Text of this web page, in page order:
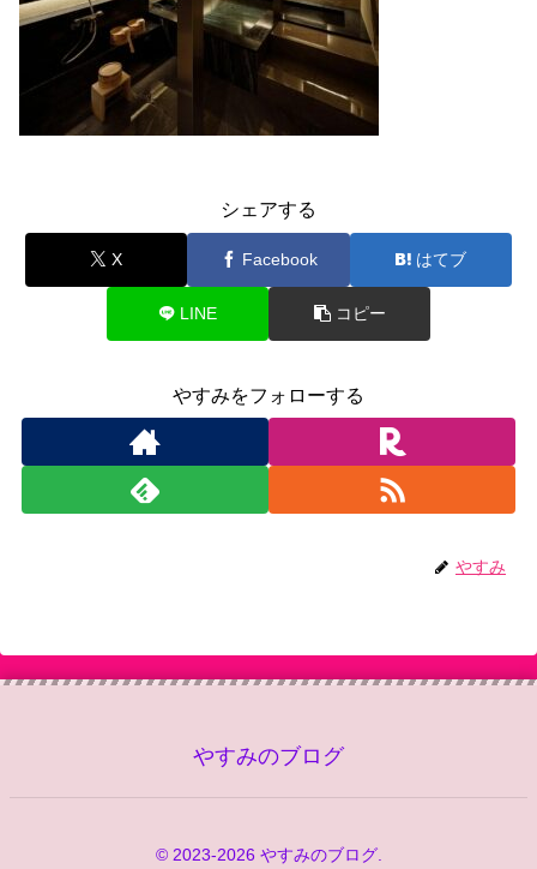
シェアする
X Facebook はてブ
LINE コピー
やすみをフォローする
やすみ
やすみのブログ
© 2023-2026 やすみのブログ.